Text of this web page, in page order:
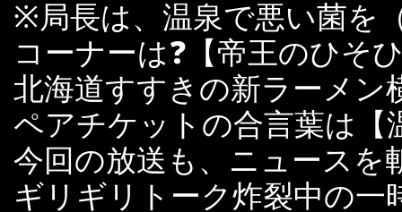
※局長は、温泉で悪い菌を
コーナーは❓【帝王のひそ
北海道すすきの新ラーメン
ペアチケットの合言葉は【
今回の放送も、ニュースを
ギリギリトーク炸裂中の一